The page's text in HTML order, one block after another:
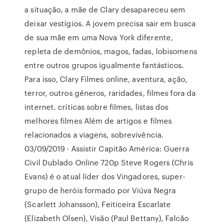
a situação, a mãe de Clary desapareceu sem
deixar vestígios. A jovem precisa sair em busca
de sua mãe em uma Nova York diferente,
repleta de demônios, magos, fadas, lobisomens
entre outros grupos igualmente fantásticos.
Para isso, Clary Filmes online, aventura, ação,
terror, outros gêneros, raridades, filmes fora da
internet. críticas sobre filmes, listas dos
melhores filmes Além de artigos e filmes
relacionados a viagens, sobrevivência.
03/09/2019 · Assistir Capitão América: Guerra
Civil Dublado Online 720p Steve Rogers (Chris
Evans) é o atual líder dos Vingadores, super-
grupo de heróis formado por Viúva Negra
(Scarlett Johansson), Feiticeira Escarlate
(Elizabeth Olsen), Visão (Paul Bettany), Falcão